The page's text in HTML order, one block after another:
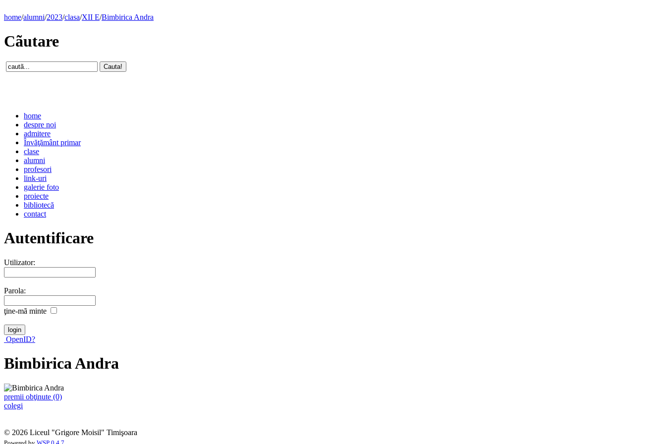
home/alumni/2023/clasa/XII E/Bimbirica Andra
Cãutare
home
despre noi
admitere
Învăţământ primar
clase
alumni
profesori
link-uri
galerie foto
proiecte
bibliotecă
contact
Autentificare
Utilizator:
Parola:
ţine-mã minte
OpenID?
Bimbirica Andra
premii obţinute (0)
colegi
© 2026 Liceul "Grigore Moisil" Timişoara